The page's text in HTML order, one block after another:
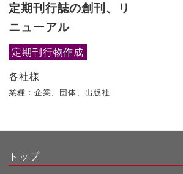
定期刊行誌の創刊、リ
ニューアル
定期刊行物作成
各社様
業種：企業、団体、出版社
トップ